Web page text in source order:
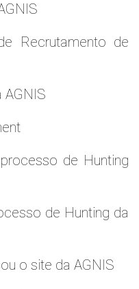
Recrutamento de
AGNIS
de Hunting
de Hunting da
o site da AGNIS